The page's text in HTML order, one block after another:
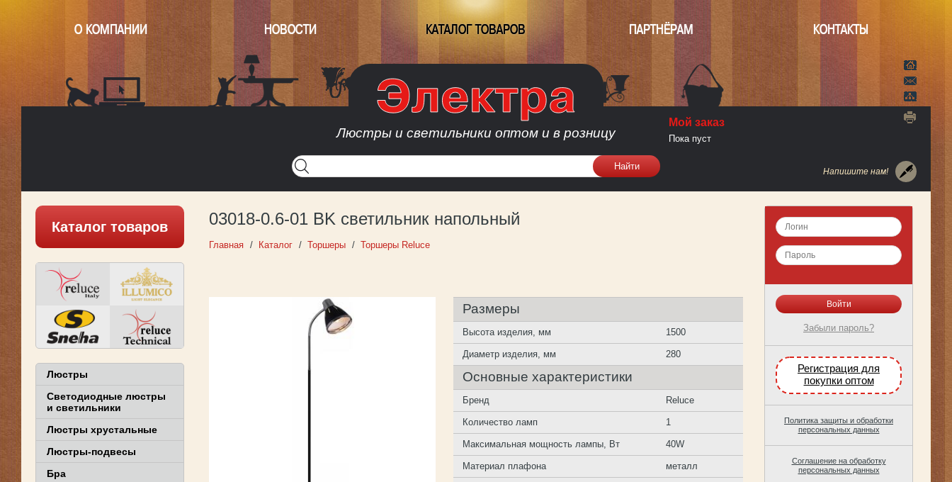
О КОМПАНИИ НОВОСТИ КАТАЛОГ ТОВАРОВ ПАРТНЁРАМ КОНТАКТЫ
Люстры и светильники оптом и в розницу
Написать нам
Карта
Напишите нам!
Мой заказ
Пока пуст
03018-0.6-01 BK светильник напольный
Главная Каталог Торшеры Торшеры Reluce
Размеры
Высота изделия, мм 1500
Диаметр изделия, мм 280
Основные характеристики
Бренд Reluce
Количество ламп 1
Максимальная мощность лампы, Вт 40W
Материал плафона металл
Каталог товаров
Люстры
Светодиодные люстры
и светильники
Люстры хрустальные
Люстры-подвесы
Бра
Забыли пароль?
Регистрация для
покупки оптом
Политика защиты и обработки
персональных данных
Соглашение на обработку
персональных данных